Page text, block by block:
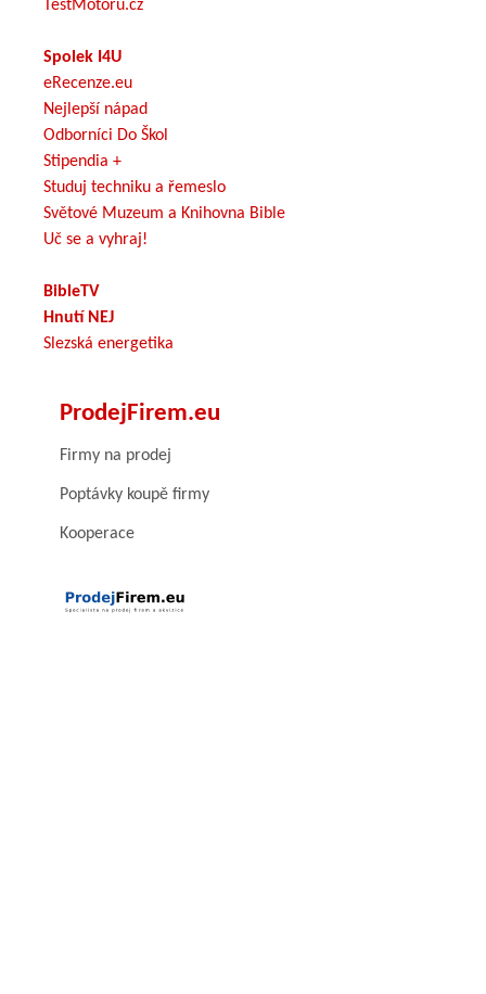
TestMotoru.cz
Spolek I4U
eRecenze.eu
Nejlepší nápad
Odborníci Do Škol
Stipendia +
Studuj techniku a řemeslo
Světové Muzeum a Knihovna Bible
Uč se a vyhraj!
BibleTV
Hnutí NEJ
Slezská energetika
ProdejFirem.eu
Firmy na prodej
Poptávky koupě firmy
Kooperace